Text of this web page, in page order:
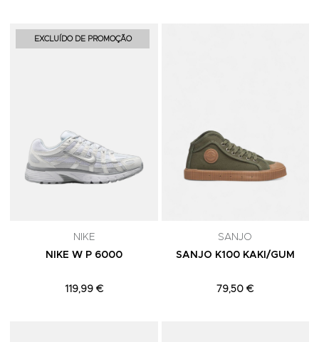
EXCLUÍDO DE PROMOÇÃO
NIKE
NIKE W P 6000
119,99 €
SANJO
SANJO K100 KAKI/GUM
79,50 €